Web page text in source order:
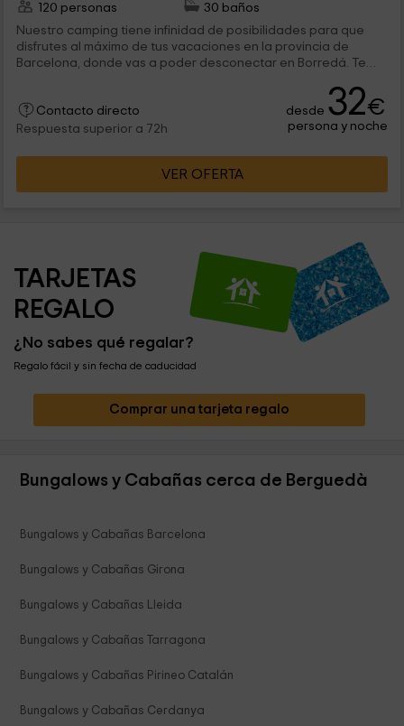
120 personas
30 baños
Nuestro camping tiene infinidad de posibilidades para que
disfrutes al máximo de tus vacaciones en la provincia de
Barcelona, donde vas a poder desconectar en Borredá. Te
personas, y con todas las comodidades que puedas imaginar.
¡Te esperamos!
Contacto directo
Respuesta superior a 72h
desde 32€
persona y noche
VER OFERTA
TARJETAS
REGALO
¿No sabes qué regalar?
Regalo fácil y sin fecha de caducidad
Comprar una tarjeta regalo
Bungalows y Cabañas cerca de Berguedà
Bungalows y Cabañas Barcelona
Bungalows y Cabañas Girona
Bungalows y Cabañas Lleida
Bungalows y Cabañas Tarragona
Bungalows y Cabañas Pirineo Catalán
Bungalows y Cabañas Cerdanya